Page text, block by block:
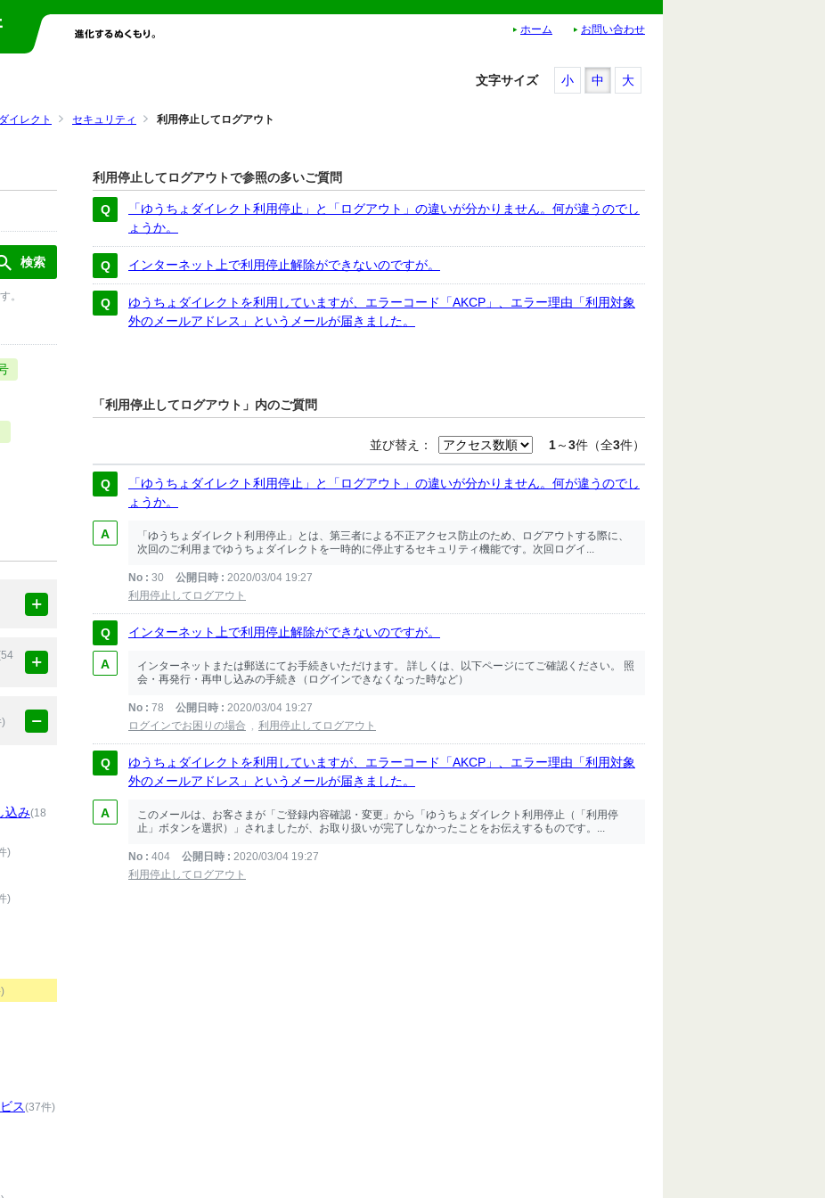
ホーム お問い合わせ
イレクト セキュリティ 利用停止してログアウト
。
)
込み(18
)
)
ス(37件)
文字サイズ 小 中 大
利用停止してログアウトで参照の多いご質問
「ゆうちょダイレクト利用停止」と「ログアウト」の違いが分かりません。何が違うのでし
ょうか。
インターネット上で利用停止解除ができないのですが。
ゆうちょダイレクトを利用していますが、エラーコード「AKCP」、エラー理由「利用対象
外のメールアドレス」というメールが届きました。
「利用停止してログアウト」内のご質問
並び替え： 1～3件（全3件）
「ゆうちょダイレクト利用停止」と「ログアウト」の違いが分かりません。何が違うのでし
ょうか。
「ゆうちょダイレクト利用停止」とは、第三者による不正アクセス防止のため、ログアウトする際に、
次回のご利用までゆうちょダイレクトを一時的に停止するセキュリティ機能です。次回ログイ...
No 30 公開日時
2020/03/04 19:27
利用停止してログアウト
インターネット上で利用停止解除ができないのですが。
インターネットまたは郵送にてお手続きいただけます。 詳しくは、以下ページにてご確認ください。 照
会・再発行・再申し込みの手続き（ログインできなくなった時など）
No 78 公開日時
2020/03/04 19:27
ログインでお困りの場合
利用停止してログアウト
ゆうちょダイレクトを利用していますが、エラーコード「AKCP」、エラー理由「利用対象
外のメールアドレス」というメールが届きました。
このメールは、お客さまが「ご登録内容確認・変更」から「ゆうちょダイレクト利用停止（「利用停
止」ボタンを選択）」されましたが、お取り扱いが完了しなかったことをお伝えするものです。...
No 404 公開日時
2020/03/04 19:27
利用停止してログアウト